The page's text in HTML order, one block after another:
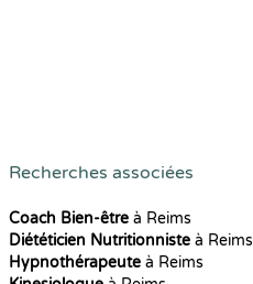
Recherches associées
Coach Bien-être à Reims
Diététicien Nutritionniste à Reims
Hypnothérapeute à Reims